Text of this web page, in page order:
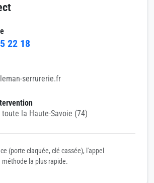
22 18
serrurerie.fr
toute la Haute-Savoie (74)
(porte claquée, clé cassée), l'appel
la plus rapide.